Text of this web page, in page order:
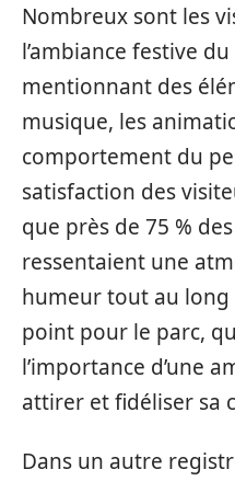
Nombreux sont les
l’ambiance festive du
mentionnant des
musique, les
comportement du
satisfaction des
que près de 75 %
ressentaient une
humeur tout au long
point pour le parc,
l’importance d’une
attirer et fidéliser sa
Dans un autre